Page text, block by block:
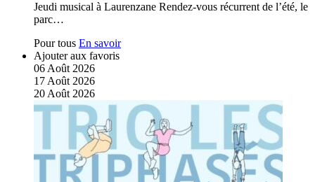
Jeudi musical à Laurenzane Rendez-vous récurrent de l’été, le
parc…
Pour tous En savoir
Ajouter aux favoris
06 Août 2026
17 Août 2026
20 Août 2026